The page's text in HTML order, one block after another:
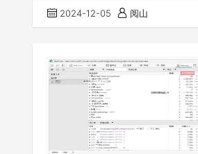
2024-12-05 阅山